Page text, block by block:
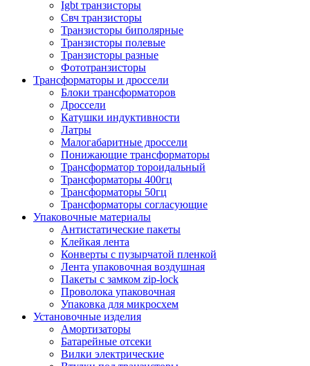
Igbt транзисторы
Свч транзисторы
Транзисторы биполярные
Транзисторы полевые
Транзисторы разные
Фототранзисторы
Трансформаторы и дроссели
Блоки трансформаторов
Дроссели
Катушки индуктивности
Латры
Малогабаритные дроссели
Понижающие трансформаторы
Трансформатор тороидальный
Трансформаторы 400гц
Трансформаторы 50гц
Трансформаторы согласующие
Упаковочные материалы
Антистатические пакеты
Клейкая лента
Конверты с пузырчатой пленкой
Лента упаковочная воздушная
Пакеты с замком zip-lock
Проволока упаковочная
Упаковка для микросхем
Установочные изделия
Амортизаторы
Батарейные отсеки
Вилки электрические